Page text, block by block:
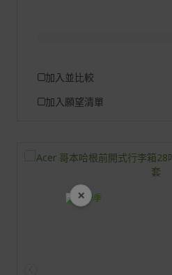
加入並比較
加入願望清單
× 開學裝備全面降價